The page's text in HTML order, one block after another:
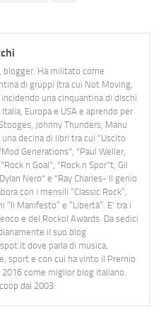
blogger. Ha militato come
di gruppi (tra cui Not Moving,
una cinquantina di dischi
Europa e USA e aprendo per
Johnny Thunders, Manu
decina di libri tra cui "Uscito
Generations", "Paul Weller,
n Goal", "Rock n Spor"t, Gil
Nero" e "Ray Charles- Il genio
con i mensili “Classic Rock”,
“Il Manifesto” e “Libertà”. E' tra i
e del Rockol Awards. Da sedici
il suo blog
dove parla di musica,
sport e con cui ha vinto il Premio
come miglior blog italiano.
dal 2003.